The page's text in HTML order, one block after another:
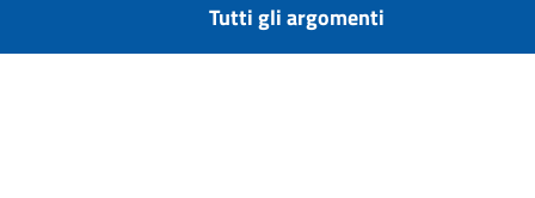
Tutti gli argomenti